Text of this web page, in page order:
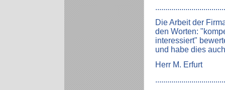
Die Arbeit der
den Worten:
interessiert"
und habe dies
Herr M. Erfurt